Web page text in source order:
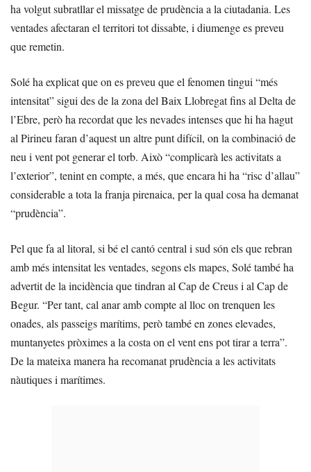
ha volgut subratllar el missatge de prudència a la ciutadania. Les
ventades afectaran el territori tot dissabte, i diumenge es preveu
que remetin.
Solé ha explicat que on es preveu que el fenomen tingui “més
intensitat” sigui des de la zona del Baix Llobregat fins al Delta de
l’Ebre, però ha recordat que les nevades intenses que hi ha hagut
al Pirineu faran d’aquest un altre punt difícil, on la combinació de
neu i vent pot generar el torb. Això “complicarà les activitats a
l’exterior”, tenint en compte, a més, que encara hi ha “risc d’allau”
considerable a tota la franja pirenaica, per la qual cosa ha demanat
“prudència”.
Pel que fa al litoral, si bé el cantó central i sud són els que rebran
amb més intensitat les ventades, segons els mapes, Solé també ha
advertit de la incidència que tindran al Cap de Creus i al Cap de
Begur. “Per tant, cal anar amb compte al lloc on trenquen les
onades, als passeigs marítims, però també en zones elevades,
muntanyetes pròximes a la costa on el vent ens pot tirar a terra”.
De la mateixa manera ha recomanat prudència a les activitats
nàutiques i marítimes.